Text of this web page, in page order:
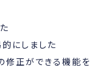
にしました
修正ができる機能を